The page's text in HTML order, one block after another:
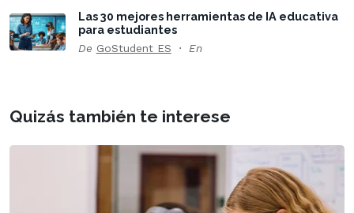
Las 30 mejores herramientas de IA educativa
para estudiantes
De GoStudent ES En
Quizás también te interese